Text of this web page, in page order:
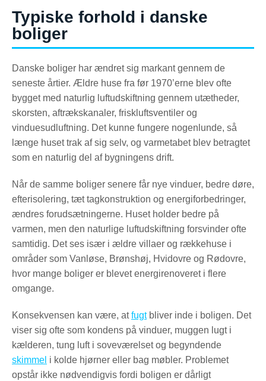
Typiske forhold i danske
boliger
Danske boliger har ændret sig markant gennem de
seneste årtier. Ældre huse fra før 1970’erne blev ofte
bygget med naturlig luftudskiftning gennem utætheder,
skorsten, aftrækskanaler, friskluftsventiler og
vinduesudluftning. Det kunne fungere nogenlunde, så
længe huset trak af sig selv, og varmetabet blev betragtet
som en naturlig del af bygningens drift.
Når de samme boliger senere får nye vinduer, bedre døre,
efterisolering, tæt tagkonstruktion og energiforbedringer,
ændres forudsætningerne. Huset holder bedre på
varmen, men den naturlige luftudskiftning forsvinder ofte
samtidig. Det ses især i ældre villaer og rækkehuse i
områder som Vanløse, Brønshøj, Hvidovre og Rødovre,
hvor mange boliger er blevet energirenoveret i flere
omgange.
Konsekvensen kan være, atfugtbliver inde i boligen. Det
viser sig ofte som kondens på vinduer, muggen lugt i
kælderen, tung luft i soveværelset og begyndende
skimmel i kolde hjørner eller bag møbler. Problemet
opstår ikke nødvendigvis fordi boligen er dårligt